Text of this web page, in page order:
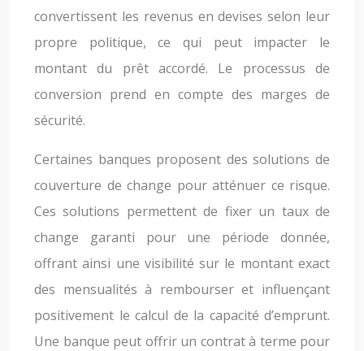
convertissent les revenus en devises selon leur
propre politique, ce qui peut impacter le
montant du prêt accordé. Le processus de
conversion prend en compte des marges de
sécurité.
Certaines banques proposent des solutions de
couverture de change pour atténuer ce risque.
Ces solutions permettent de fixer un taux de
change garanti pour une période donnée,
offrant ainsi une visibilité sur le montant exact
des mensualités à rembourser et influençant
positivement le calcul de la capacité d’emprunt.
Une banque peut offrir un contrat à terme pour